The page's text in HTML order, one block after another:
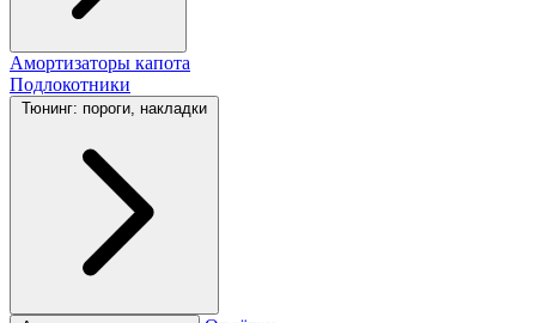
Амортизаторы капота
Подлокотники
Тюнинг: пороги, накладки